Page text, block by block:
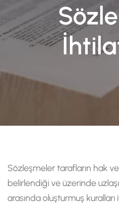
Sözleşmeler tarafların hak ve
belirlendiği ve üzerinde
arasında oluşturmuş